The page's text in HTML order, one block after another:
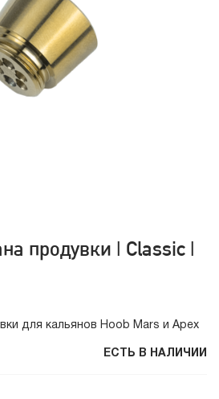
продувки | Classic |
для кальянов Hoob Mars и Apex
ЕСТЬ В НАЛИЧИИ